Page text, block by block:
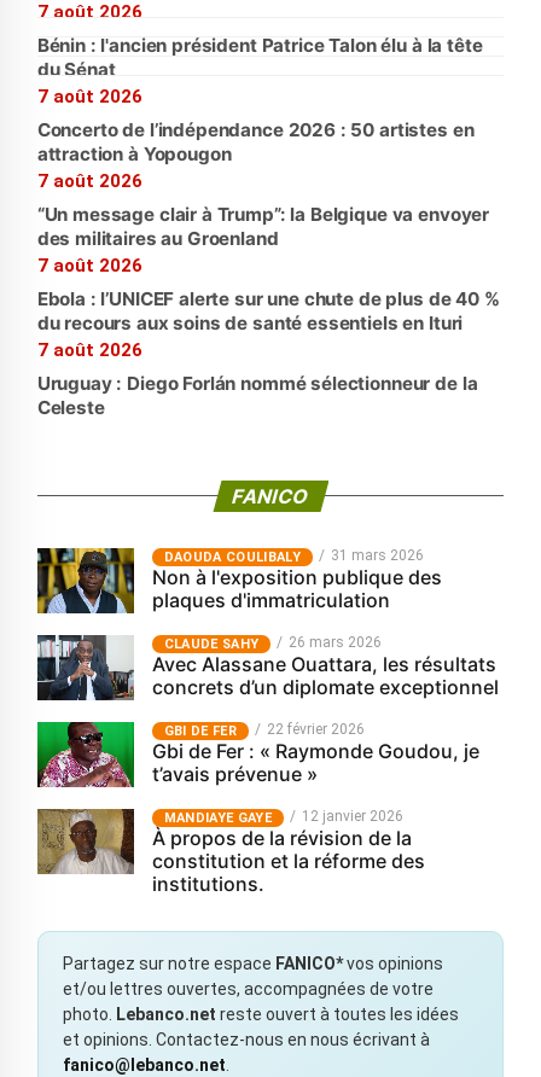
7 août 2026
Bénin : l'ancien président Patrice Talon élu à la tête
du Sénat
7 août 2026
Concerto de l’indépendance 2026 : 50 artistes en
attraction à Yopougon
7 août 2026
“Un message clair à Trump”: la Belgique va envoyer
des militaires au Groenland
7 août 2026
Ebola : l’UNICEF alerte sur une chute de plus de 40 %
du recours aux soins de santé essentiels en Ituri
7 août 2026
Uruguay : Diego Forlán nommé sélectionneur de la
Celeste
FANICO
‎DAOUDA COULIBALY 31 mars 2026
Non à l'exposition publique des
plaques d'immatriculation
CLAUDE SAHY 26 mars 2026
Avec Alassane Ouattara, les résultats
concrets d’un diplomate exceptionnel
GBI DE FER 22 février 2026
Gbi de Fer : « Raymonde Goudou, je
t’avais prévenue »
MANDIAYE GAYE 12 janvier 2026
À propos de la révision de la
constitution et la réforme des
institutions.
Partagez sur notre espace FANICO*vos opinions
et/ou lettres ouvertes, accompagnées de votre
photo. Lebanco.net reste ouvert à toutes les idées
et opinions. Contactez-nous en nous écrivant à
fanico@lebanco.net.